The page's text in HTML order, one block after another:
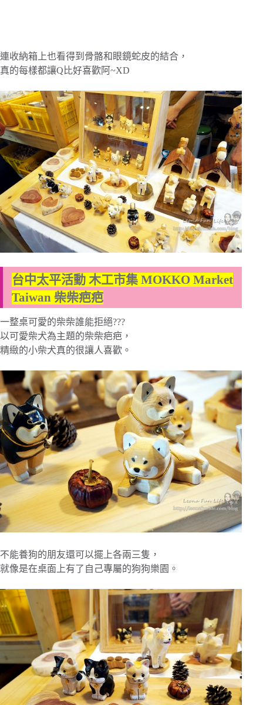
連收納箱上也看得到骨骼和眼鏡蛇皮的結合，
真的每樣都讓Q比好喜歡阿~XD
台中太平活動 木工市集 MOKKO Market
Taiwan 柴柴疤疤
一整桌可愛的柴柴誰能拒絕???
以可愛柴犬為主題的柴柴疤疤，
精緻的小柴犬真的很讓人喜歡。
不能養狗的朋友還可以擺上各兩三隻，
就像是在桌面上有了自己專屬的狗狗樂園。